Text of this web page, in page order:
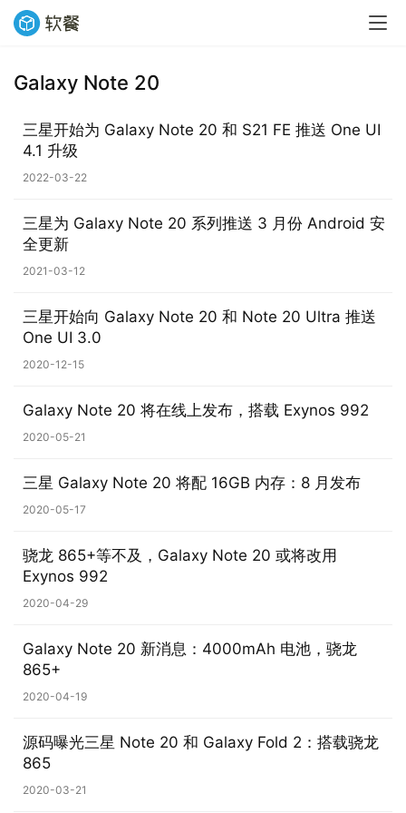
界
n
1
W
1
0
P
C
软
安
卓
苹
果
Galaxy Note 20
三星开始为 Galaxy Note 20 和 S21 FE 推送 One UI
4.1 升级
2022-03-22
三星为 Galaxy Note 20 系列推送 3 月份 Android 安
全更新
2021-03-12
三星开始向 Galaxy Note 20 和 Note 20 Ultra 推送
One UI 3.0
2020-12-15
Galaxy Note 20 将在线上发布，搭载 Exynos 992
2020-05-21
三星 Galaxy Note 20 将配 16GB 内存：8 月发布
2020-05-17
骁龙 865+等不及，Galaxy Note 20 或将改用
Exynos 992
2020-04-29
Galaxy Note 20 新消息：4000mAh 电池，骁龙
865+
2020-04-19
源码曝光三星 Note 20 和 Galaxy Fold 2：搭载骁龙
865
2020-03-21